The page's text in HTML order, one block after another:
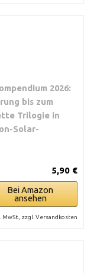
2026:
bis zum
Trilogie in
Solar-
5,90 €
Bei Amazon
ansehen
MwSt., zzgl. Versandkosten